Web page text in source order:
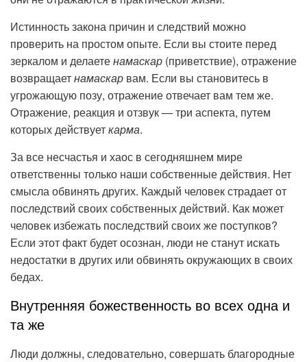
Истинность закона причин и следствий можно
проверить на простом опыте. Если вы стоите перед
зеркалом и делаетенамаскар (приветствие), отражение
возвращаетнамаскар вам. Если вы становитесь в
угрожающую позу, отражение отвечает вам тем же.
Отражение, реакция и отзвук — три аспекта, путем
которых действуеткарма.
За все несчастья и хаос в сегодняшнем мире
ответственны только наши собственные действия. Нет
смысла обвинять других. Каждый человек страдает от
последствий своих собственных действий. Как может
человек избежать последствий своих же поступков?
Если этот факт будет осознан, люди не станут искать
недостатки в других или обвинять окружающих в своих
бедах.
Внутренняя божественность во всех одна и
та же
Люди должны, следовательно, совершать благородные